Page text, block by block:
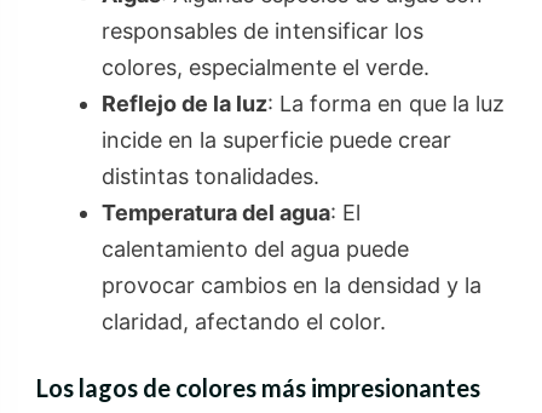
responsables de intensificar los
colores, especialmente el verde.
Reflejo de la luz: La forma en que la luz
incide en la superficie puede crear
distintas tonalidades.
Temperatura del agua: El
calentamiento del agua puede
provocar cambios en la densidad y la
claridad, afectando el color.
Los lagos de colores más impresionantes